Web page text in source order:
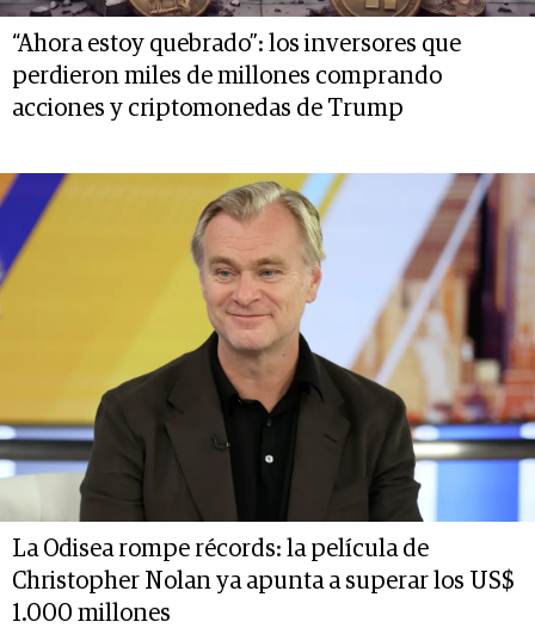
“Ahora estoy quebrado”: los inversores que
perdieron miles de millones comprando
acciones y criptomonedas de Trump
La Odisea rompe récords: la película de
Christopher Nolan ya apunta a superar los US$
1.000 millones